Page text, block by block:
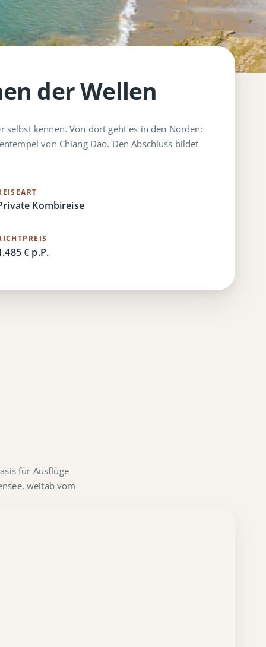
der Wellen
kennen. Von dort geht es in den Norden:
von Chiang Dao. Den Abschluss bildet
Kombireise
€ p.P.
für Ausflüge
weitab vom